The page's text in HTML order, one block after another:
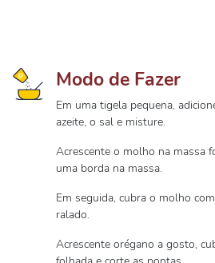
Modo de Fazer
Em uma tigela pequena,
azeite, o sal e misture.
Acrescente o molho na massa
uma borda na massa.
Em seguida, cubra o molho
ralado.
Acrescente orégano a gosto,